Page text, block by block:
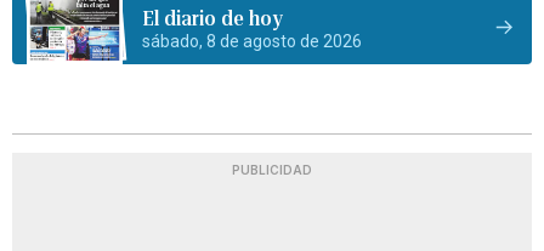
El diario de hoy
sábado, 8 de agosto de 2026
PUBLICIDAD